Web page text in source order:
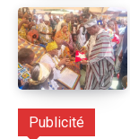
Publicité